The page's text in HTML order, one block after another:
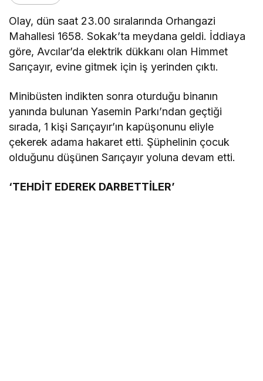
Olay, dün saat 23.00 sıralarında Orhangazi
Mahallesi 1658. Sokak’ta meydana geldi. İddiaya
göre, Avcılar’da elektrik dükkanı olan Himmet
Sarıçayır, evine gitmek için iş yerinden çıktı.
Minibüsten indikten sonra oturduğu binanın
yanında bulunan Yasemin Parkı’ndan geçtiği
sırada, 1 kişi Sarıçayır’ın kapüşonunu eliyle
çekerek adama hakaret etti. Şüphelinin çocuk
olduğunu düşünen Sarıçayır yoluna devam etti.
‘TEHDİT EDEREK DARBETTİLER’